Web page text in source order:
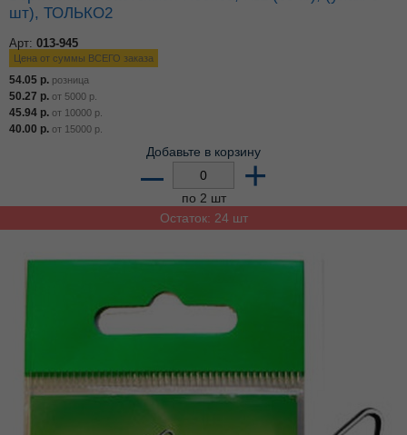
шт), ТОЛЬКО2
Арт: 013-945
Цена от суммы ВСЕГО заказа
54.05 р. розница
50.27 р. от 5000 р.
45.94 р. от 10000 р.
40.00 р. от 15000 р.
Добавьте в корзину
– +
по 2 шт
Остаток: 24 шт